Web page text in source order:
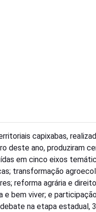
capixabas,
deste ano, produziram
em cinco eixos
transformação
reforma agrária e
e bem viver; e
na etapa estadual,